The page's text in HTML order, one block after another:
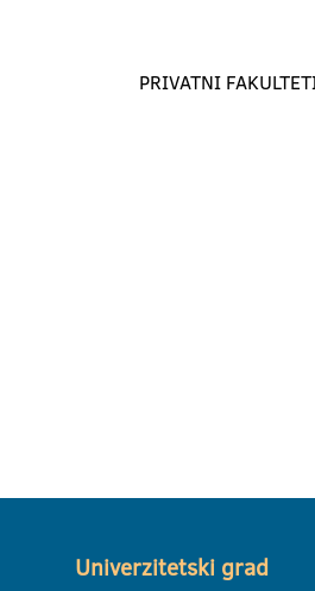
PRIVATNI
Univerzitetski grad